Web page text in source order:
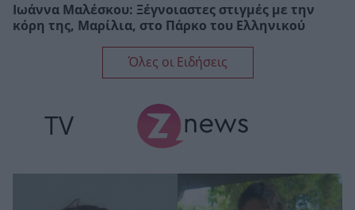
Ιωάννα Μαλέσκου: Ξέγνοιαστες στιγμές με την
κόρη της, Μαρίλια, στο Πάρκο του Ελληνικού
Όλες οι Ειδήσεις
TV